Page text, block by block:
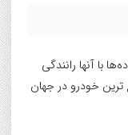
با آنها رانندگی
خودرو در جهان